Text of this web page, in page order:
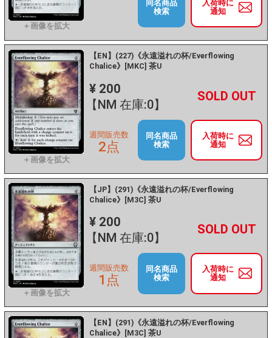
入荷時に
通知
同名商品
検索
【EN】(227)《永遠溢れの杯/Everflowing
Chalice》[MKC] 茶U
¥ 200
【NM 在庫:0】
－ +
入荷時に
通知
週間販売数
2点
同名商品
検索
【JP】(291)《永遠溢れの杯/Everflowing
Chalice》[M3C] 茶U
¥ 200
【NM 在庫:0】
－ +
入荷時に
通知
週間販売数
1点
同名商品
検索
【EN】(291)《永遠溢れの杯/Everflowing
Chalice》[M3C] 茶U